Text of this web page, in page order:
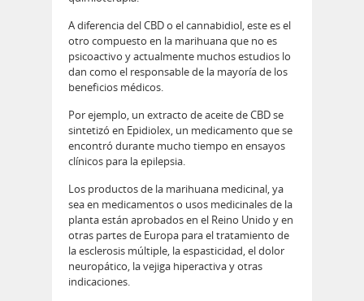
A diferencia del CBD o el cannabidiol, este es el
otro compuesto en la marihuana que no es
psicoactivo y actualmente muchos estudios lo
dan como el responsable de la mayoría de los
beneficios médicos.
Por ejemplo, un extracto de aceite de CBD se
sintetizó en Epidiolex, un medicamento que se
encontró durante mucho tiempo en ensayos
clínicos para la epilepsia.
Los productos de la marihuana medicinal, ya
sea en medicamentos o usos medicinales de la
planta están aprobados en el Reino Unido y en
otras partes de Europa para el tratamiento de
la esclerosis múltiple, la espasticidad, el dolor
neuropático, la vejiga hiperactiva y otras
indicaciones.